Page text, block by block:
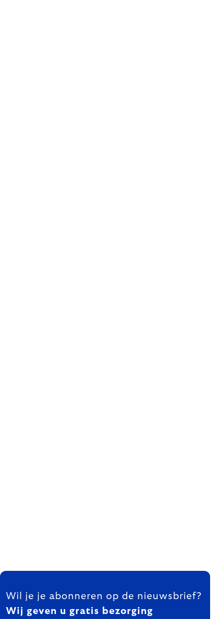
FOOTER
Wil je je abonneren op de nieuwsbrief?
Wij geven u gratis bezorging